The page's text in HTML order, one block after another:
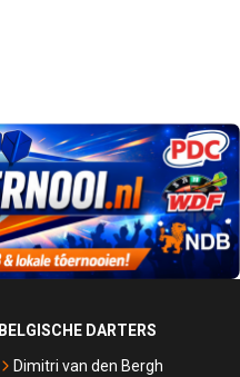
BELGISCHE DARTERS
Dimitri van den Bergh